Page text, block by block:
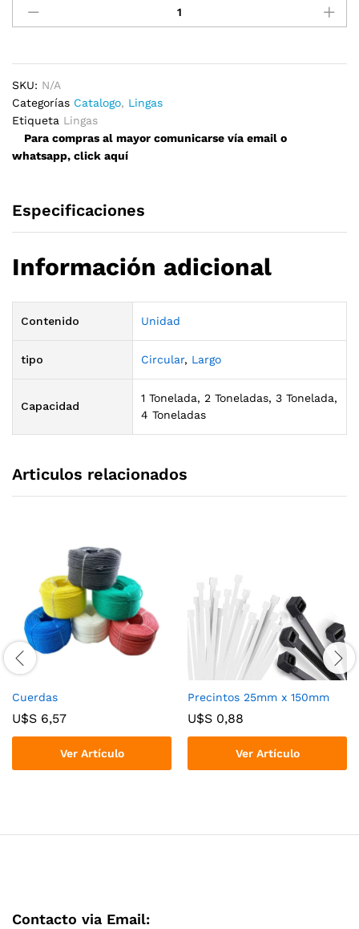
Arrastre
6m
quantity
SKU: N/A
Categorías Catalogo, Lingas
Etiqueta Lingas
Para compras al mayor comunicarse vía email o
whatsapp, click aquí
Especificaciones
Información adicional
Contenido Unidad
tipo Circular, Largo
Capacidad
1 Tonelada, 2 Toneladas, 3 Tonelada,
4 Toneladas
Articulos relacionados
Cuerdas
U$S 6,57
Ver Artículo
Precintos 25mm x 150mm
U$S 0,88
Ver Artículo
Contacto via Email: